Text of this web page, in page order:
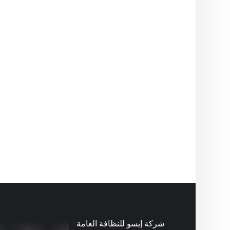
شركة إيسو للنظافة العامة